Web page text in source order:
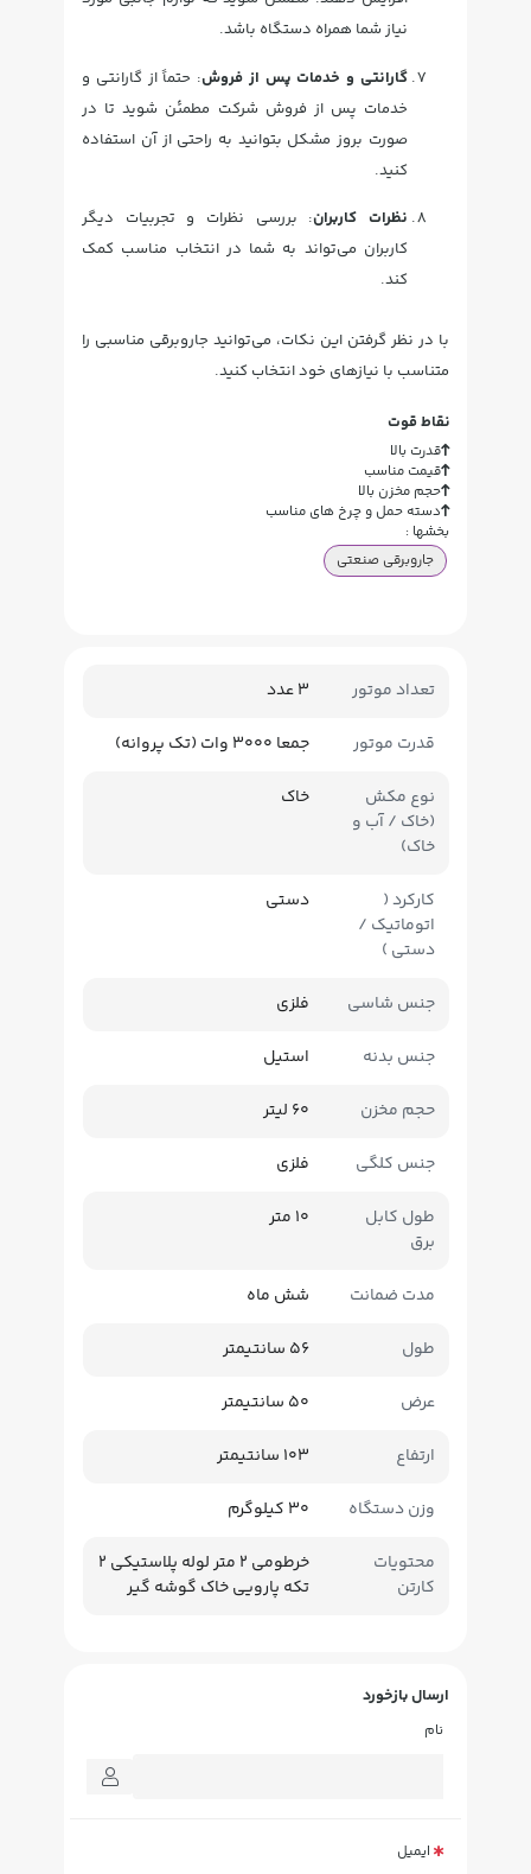
نیاز شما همراه دستگاه باشد.
گارانتی و خدمات پس از فروش: حتماً از گارانتی و
خدمات پس از فروش شرکت مطمئن شوید تا در
صورت بروز مشکل بتوانید به راحتی از آن استفاده
کنید.
نظرات کاربران: بررسی نظرات و تجربیات دیگر
کاربران می‌تواند به شما در انتخاب مناسب کمک
کند.
با در نظر گرفتن این نکات، می‌توانید جاروبرقی مناسبی را
متناسب با نیازهای خود انتخاب کنید.
نقاط قوت
قدرت بالا
قیمت مناسب
حجم مخزن بالا
دسته حمل و چرخ های مناسب
بخشها :
جاروبرقی صنعتی
تعداد موتور 3 عدد
قدرت موتور جمعا 3000 وات (تک پروانه)
نوع مکش
(خاک / آب و
خاک)
خاک
کارکرد (
اتوماتیک /
دستی )
دستی
جنس شاسی فلزی
جنس بدنه استیل
حجم مخزن 60 لیتر
جنس کلگی فلزی
طول کابل
برق
10 متر
مدت ضمانت شش ماه
طول 56 سانتیمتر
عرض 50 سانتیمتر
ارتفاع 103 سانتیمتر
وزن دستگاه 30 کیلوگرم
محتویات
کارتن
خرطومی 2 متر لوله پلاستیکی 2
تکه پارویی خاک گوشه گیر
ارسال بازخورد
نام
ایمیل